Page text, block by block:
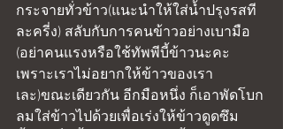
กระจายทั่วข้าว(แนะนำให้ใส่น้ำปรุงรสที
ละครี่ง) สลับกับการคนข้าวอย่างเบามือ
(อย่าคนแรงหรือใช้ทัพพีบี้ข้าวนะคะ
เพราะเราไม่อยากให้ข้าวของเรา
เละ)ขณะเดียวกัน อีกมือหนึ่ง ก็เอาพัดโบก
ลมใส่ข้าวไปด้วยเพื่อเร่งให้ข้าวดูดซึม